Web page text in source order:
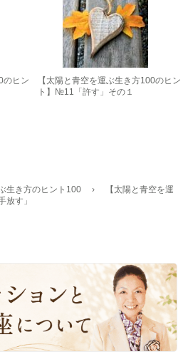
のヒン
【太陽と青空を運ぶ生き方100のヒン
ト】№11「許す」その１
生き方のヒント100 ›
【太陽と青空を運
す」